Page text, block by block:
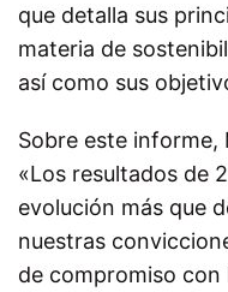
que detalla sus
materia de
así como sus
Sobre este informe,
«Los resultados de
evolución más que
nuestras
de compromiso con